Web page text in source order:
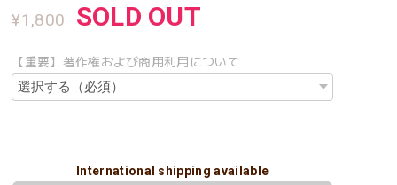
¥1,800 SOLD OUT
【重要】著作権および商用利用について
International shipping available